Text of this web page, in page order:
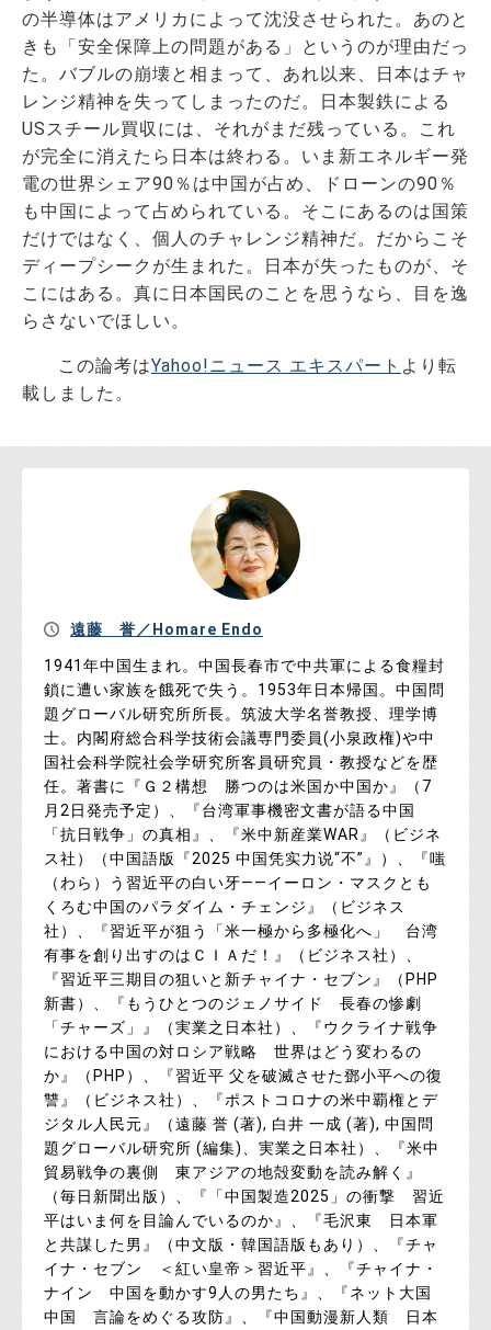
の半導体はアメリカによって沈没させられた。あのと
きも「安全保障上の問題がある」というのが理由だっ
た。バブルの崩壊と相まって、あれ以来、日本はチャ
レンジ精神を失ってしまったのだ。日本製鉄による
USスチール買収には、それがまだ残っている。これ
が完全に消えたら日本は終わる。いま新エネルギー発
電の世界シェア90％は中国が占め、ドローンの90％
も中国によって占められている。そこにあるのは国策
だけではなく、個人のチャレンジ精神だ。だからこそ
ディープシークが生まれた。日本が失ったものが、そ
こにはある。真に日本国民のことを思うなら、目を逸
らさないでほしい。
この論考はYahoo!ニュース エキスパート より転
載しました。
遠藤 誉／Homare Endo
1941年中国生まれ。中国長春市で中共軍による食糧封
鎖に遭い家族を餓死で失う。1953年日本帰国。中国問
題グローバル研究所所長。筑波大学名誉教授、理学博
士。内閣府総合科学技術会議専門委員(小泉政権)や中
国社会科学院社会学研究所客員研究員・教授などを歴
任。著書に『Ｇ２構想 勝つのは米国か中国か』（7
月2日発売予定）、『台湾軍事機密文書が語る中国
「抗日戦争」の真相』、『米中新産業WAR』（ビジネ
ス社）（中国語版『2025 中国凭实力说“不”』）、『嗤
（わら）う習近平の白い牙――イーロン・マスクとも
くろむ中国のパラダイム・チェンジ』（ビジネス
社）、『習近平が狙う「米一極から多極化へ」 台湾
有事を創り出すのはＣＩＡだ！』（ビジネス社）、
『習近平三期目の狙いと新チャイナ・セブン』（PHP
新書）、『もうひとつのジェノサイド 長春の惨劇
「チャーズ」』（実業之日本社）、『ウクライナ戦争
における中国の対ロシア戦略 世界はどう変わるの
か』（PHP）、『習近平 父を破滅させた鄧小平への復
讐』（ビジネス社）、『ポストコロナの米中覇権とデ
ジタル人民元』（遠藤 誉 (著), 白井 一成 (著), 中国問
題グローバル研究所 (編集)、実業之日本社）、『米中
貿易戦争の裏側 東アジアの地殻変動を読み解く』
（毎日新聞出版）、『「中国製造2025」の衝撃 習近
平はいま何を目論んでいるのか』、『毛沢東 日本軍
と共謀した男』（中文版・韓国語版もあり）、『チャ
イナ・セブン ＜紅い皇帝＞習近平』、『チャイナ・
ナイン 中国を動かす9人の男たち』、『ネット大国
中国 言論をめぐる攻防』、『中国動漫新人類 日本